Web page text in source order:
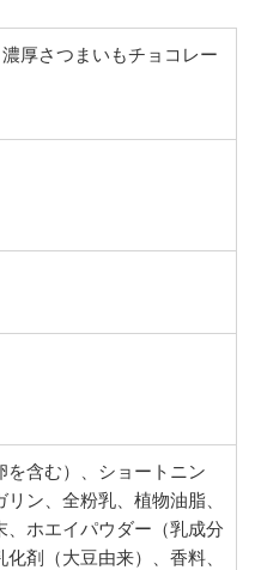
厚さつまいもチョコレー
含む）、ショートニン
ン、全粉乳、植物油脂、
ホエイパウダー（乳成分
剤（大豆由来）、香料、